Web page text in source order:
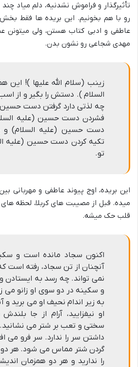
تأثیرگذار و فراموش نشدنیه، دلم میاد
رو با هم بخونیم. این بریده ها فقط
عاطفی و ادبی کتاب هستن، ولی میتونن
مهدی شجاعی رو نشون بدن.
زینب (سلام الله علیها )! این
السلام ). دستش را بگیر و از
چه لذتی دارد گرفتن دست حسین
فشردن دست حسین (علیه
دست حسین (علیه السلام) و
تکیه کردن دست حسین (علیه
تو.
این بریده، اوج پیوند عاطفی و مهربانی
میده. قبل از مصیبت های کربلا، لحظه های
قلب حک میشه.
اکنون سجاد مانده است و
آنچنان از تن سجاد، رفته است
نمی تواند. چه رسد به
و سکینه در دو سوی او زانو می
به زیر اندام نحیف او می برید و
او نیفزایید، آرام از جا
سختی و تعب بر شتر می
داشتن سر را ندارد. سر فرو می
گردن شتر مماس می شود. هر دو
را ندارید و هر دو همزمان